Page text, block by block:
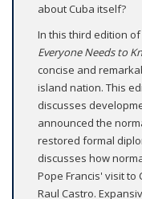
about Cuba itself?
In this third edition
Everyone Needs to
concise and
island nation. This
discusses
announced the
restored formal
discusses how
Pope Francis' visit to
Raul Castro.